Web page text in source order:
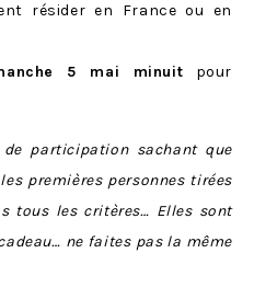
résider en France ou en
5 mai minuit pour
participation sachant que
premières personnes tirées
tous les critères… Elles sont
ne faites pas la même